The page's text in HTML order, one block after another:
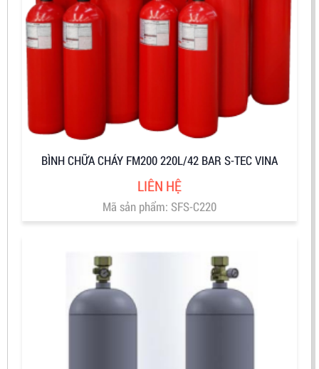
BÌNH CHỮA CHÁY FM200 220L/42 BAR S-TEC VINA
LIÊN HỆ
Mã sản phẩm: SFS-C220